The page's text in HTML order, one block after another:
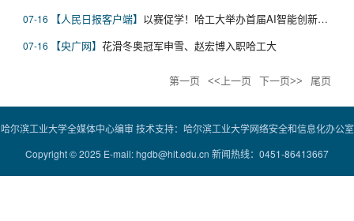
07-16 人民日报客户端 ‍‍以赛促学！哈工大举办首届AI智能创新大赛
07-16 央广网 花滑冬奥冠军申雪、赵宏博入职哈工大
第一页 <<上一页 下一页>> 尾页
哈尔滨工业大学全媒体中心编审 技术支持：哈尔滨工业大学网络安全和信息化办公室
Copyright © 2025 E-mail: hgdb@hit.edu.cn 新闻热线：0451-86413667